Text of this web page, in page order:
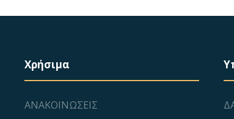
Χρήσιμα
ΑΝΑΚΟΙΝΩΣΕΙΣ